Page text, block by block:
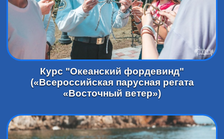
Курс "Океанский фордевинд"
(«Всероссийская парусная регата
«Восточный ветер»)